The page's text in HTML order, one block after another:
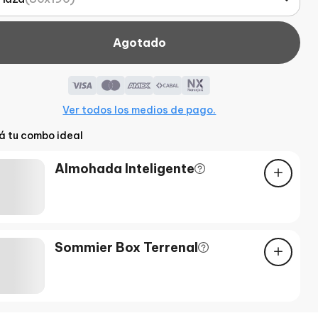
Agotado
Ver todos los medios de pago.
tu combo ideal
Almohada Inteligente
Sommier Box Terrenal